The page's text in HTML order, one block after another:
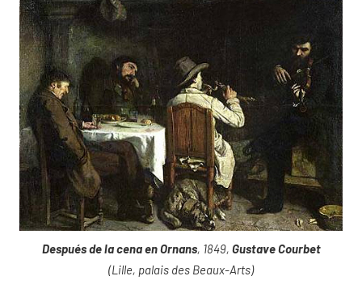
Después de la cena en Ornans, 1849, Gustave Courbet
(Lille, palais des Beaux-Arts)